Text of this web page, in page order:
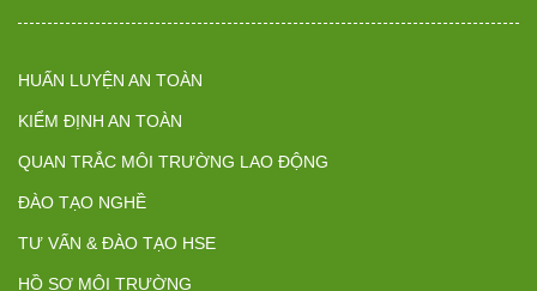
HUẤN LUYỆN AN TOÀN
KIỂM ĐỊNH AN TOÀN
QUAN TRẮC MÔI TRƯỜNG LAO ĐỘNG
ĐÀO TẠO NGHỀ
TƯ VẤN & ĐÀO TẠO HSE
HỒ SƠ MÔI TRƯỜNG